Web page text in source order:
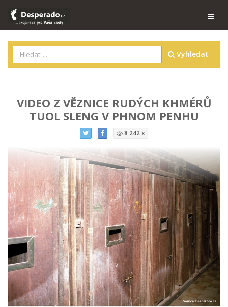
Vyhledat
VIDEO Z VĚZNICE RUDÝCH KHMÉRŮ
TUOL SLENG V PHNOM PENHU
8 242 x